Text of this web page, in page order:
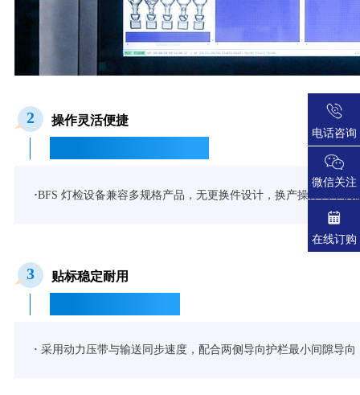
2 操作灵活便捷
·BFS 灯检设备兼容多规格产品，无更换件设计，换产操作简单快
3 贴标稳定耐用
· 采用动力压带与输送同步速度，配合两侧导向护栏最小间隙导
电话咨询
微信关注
在线订购